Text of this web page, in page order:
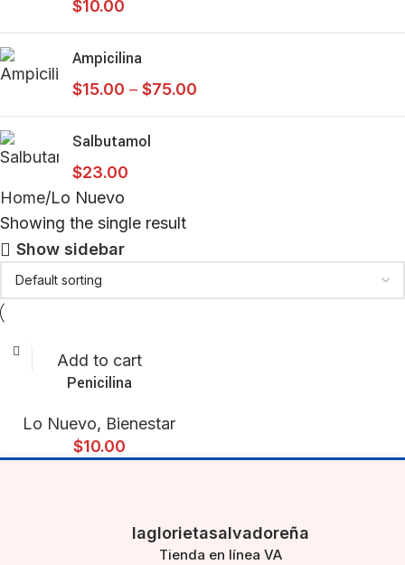
$10.00
Ampicilina
$15.00 – $75.00
Salbutamol
$23.00
Home Lo Nuevo
Showing the single result
Show sidebar
Add to cart
Penicilina
Lo Nuevo, Bienestar
$10.00
laglorietasalvadoreña
Tienda en línea VA